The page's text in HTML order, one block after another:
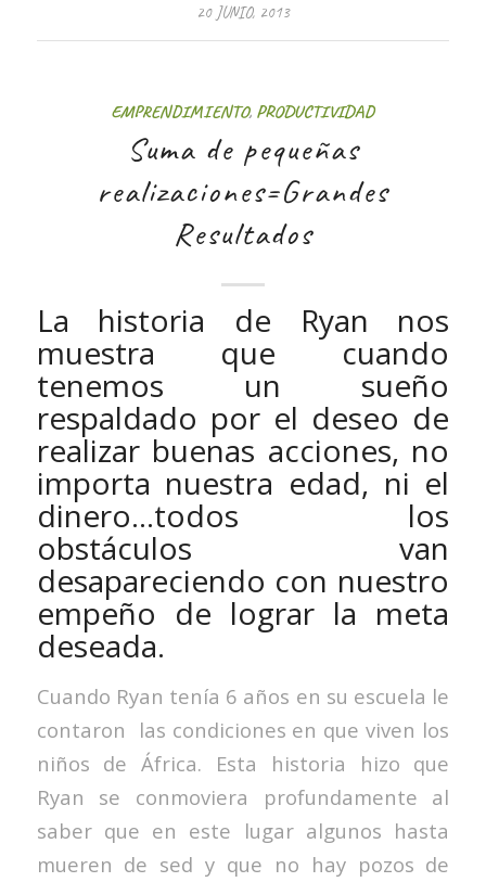
20 JUNIO, 2013
EMPRENDIMIENTO, PRODUCTIVIDAD
Suma de pequeñas
realizaciones=Grandes
Resultados
La historia de Ryan nos
muestra que cuando
tenemos un sueño
respaldado por el deseo de
realizar buenas acciones, no
importa nuestra edad, ni el
dinero…todos los
obstáculos van
desapareciendo con nuestro
empeño de lograr la meta
deseada.
Cuando Ryan tenía 6 años en su escuela le
contaron las condiciones en que viven los
niños de África. Esta historia hizo que
Ryan se conmoviera profundamente al
saber que en este lugar algunos hasta
mueren de sed y que no hay pozos de